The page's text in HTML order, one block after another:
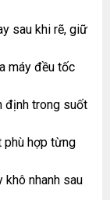
sau khi rẽ, giữ
máy đều tốc
định trong suốt
phù hợp từng
nhanh sau